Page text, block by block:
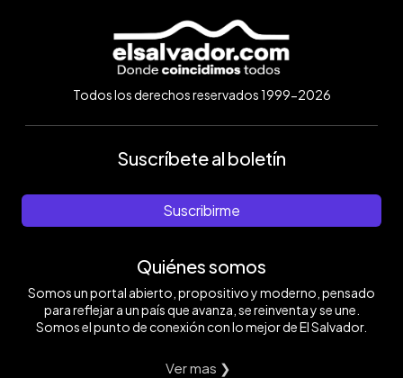
Todos los derechos reservados 1999-2026
Suscríbete al boletín
Suscribirme
Quiénes somos
Somos un portal abierto, propositivo y moderno, pensado
para reflejar a un país que avanza, se reinventa y se une.
Somos el punto de conexión con lo mejor de El Salvador.
Ver mas ❯